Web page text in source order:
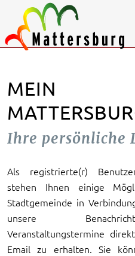
MEIN
Ihre persönliche
Als registrierte(r)
stehen Ihnen einige
Stadtgemeinde in
unsere
Veranstaltungstermine
Email zu erhalten. Sie